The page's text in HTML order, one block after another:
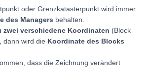
oder Grenzkatasterpunkt wird immer
des Managers behalten.
zwei verschiedene Koordinaten (Block
dann wird die Koordinate des Blocks
dass die Zeichnung verändert